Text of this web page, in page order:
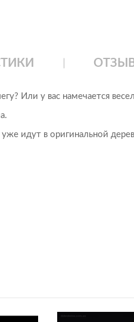
Или у вас намечается
идут в оригинальной